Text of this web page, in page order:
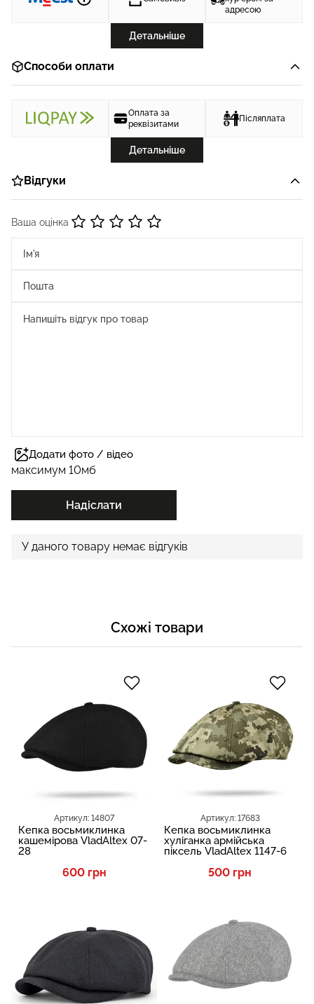
адресою
Детальніше
Способи оплати
Оплата за
реквізитами
Післяплата
Детальніше
Відгуки
Ваша оцінка
Додати фото / відео
максимум 10мб
Надіслати
У даного товару немає відгуків
Схожі товари
Артикул: 14807
Кепка восьмиклинка
кашемірова VladAltex 07-
28
600 грн
Артикул: 17683
Кепка восьмиклинка
хуліганка армійська
піксель VladAltex 1147-6
500 грн